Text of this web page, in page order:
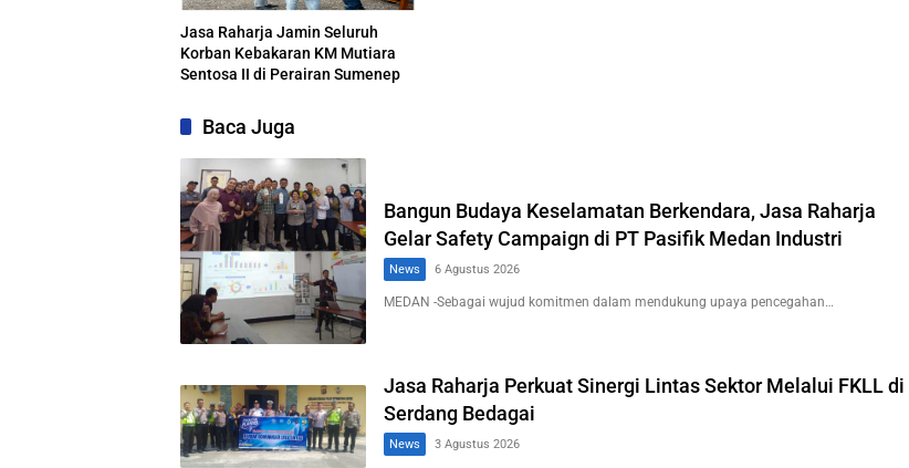
Jasa Raharja Jamin Seluruh
Korban Kebakaran KM Mutiara
Sentosa II di Perairan Sumenep
Baca Juga
Bangun Budaya Keselamatan Berkendara, Jasa Raharja
Gelar Safety Campaign di PT Pasifik Medan Industri
News 6 Agustus 2026
MEDAN -Sebagai wujud komitmen dalam mendukung upaya pencegahan…
Jasa Raharja Perkuat Sinergi Lintas Sektor Melalui FKLL di
Serdang Bedagai
News 3 Agustus 2026